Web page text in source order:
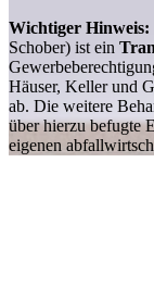
Wichtiger Hinweis:
Schober) ist ein
Häuser, Keller und
ab. Die weitere
über hierzu befugte
eigenen